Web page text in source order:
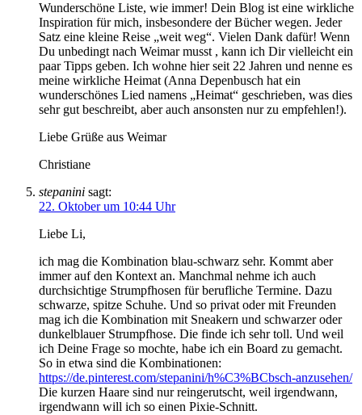
Wunderschöne Liste, wie immer! Dein Blog ist eine wirkliche
Inspiration für mich, insbesondere der Bücher wegen. Jeder
Satz eine kleine Reise „weit weg“. Vielen Dank dafür! Wenn
Du unbedingt nach Weimar musst , kann ich Dir vielleicht ein
paar Tipps geben. Ich wohne hier seit 22 Jahren und nenne es
meine wirkliche Heimat (Anna Depenbusch hat ein
wunderschönes Lied namens „Heimat“ geschrieben, was dies
sehr gut beschreibt, aber auch ansonsten nur zu empfehlen!).
Liebe Grüße aus Weimar
Christiane
stepanini sagt:
22. Oktober um 10:44 Uhr
Liebe Li,
ich mag die Kombination blau-schwarz sehr. Kommt aber
immer auf den Kontext an. Manchmal nehme ich auch
durchsichtige Strumpfhosen für berufliche Termine. Dazu
schwarze, spitze Schuhe. Und so privat oder mit Freunden
mag ich die Kombination mit Sneakern und schwarzer oder
dunkelblauer Strumpfhose. Die finde ich sehr toll. Und weil
ich Deine Frage so mochte, habe ich ein Board zu gemacht.
So in etwa sind die Kombinationen:
https://de.pinterest.com/stepanini/h%C3%BCbsch-anzusehen/
Die kurzen Haare sind nur reingerutscht, weil irgendwann,
irgendwann will ich so einen Pixie-Schnitt.